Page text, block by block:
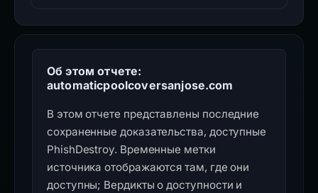
Об этом отчете:
automaticpoolcoversanjose.com
В этом отчете представлены последние
сохраненные доказательства, доступные
PhishDestroy. Временные метки
источника отображаются там, где они
доступны; Вердикты о доступности и